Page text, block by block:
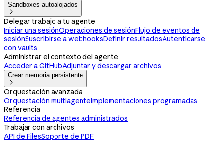
Sandboxes autoalojados

Delegar trabajo a tu agente
Iniciar una sesiónOperaciones de sesiónFlujo de eventos de
sesiónSuscribirse a webhooksDefinir resultadosAutenticarse
con vaults
Administrar el contexto del agente
Acceder a GitHubAdjuntar y descargar archivos
Crear memoria persistente

Orquestación avanzada
Orquestación multiagenteImplementaciones programadas
Referencia
Referencia de agentes administrados
Trabajar con archivos
API de FilesSoporte de PDF